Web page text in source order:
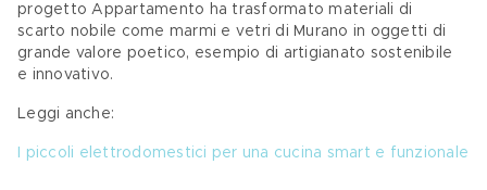
progetto Appartamento ha trasformato materiali di
scarto nobile come marmi e vetri di Murano in oggetti di
grande valore poetico, esempio di artigianato sostenibile
e innovativo.
Leggi anche:
I piccoli elettrodomestici per una cucina smart e funzionale